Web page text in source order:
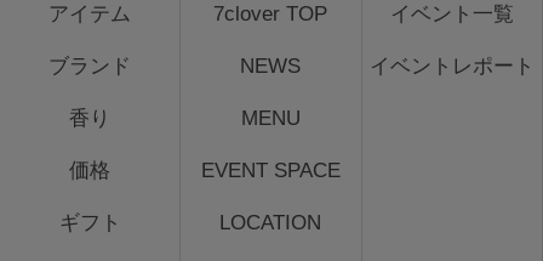
アイテム
ブランド
香り
価格
ギフト
7clover TOP
NEWS
MENU
EVENT SPACE
LOCATION
イベント一覧
イベントレポート